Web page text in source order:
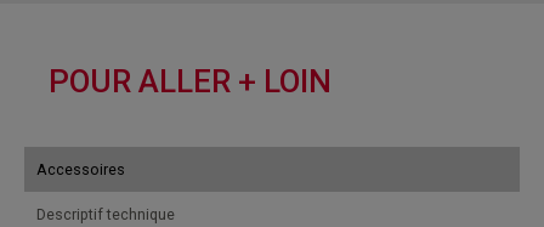
POUR ALLER + LOIN
Accessoires
Descriptif technique